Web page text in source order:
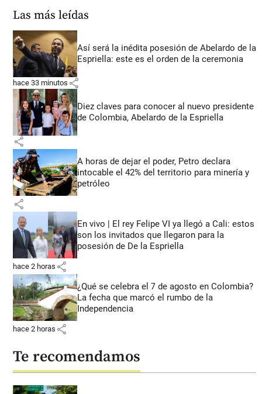
Las más leídas
Así será la inédita posesión de Abelardo de la
Espriella: este es el orden de la ceremonia
hace 33 minutos share
Diez claves para conocer al nuevo presidente
de Colombia, Abelardo de la Espriella
share
A horas de dejar el poder, Petro declara
intocable el 42% del territorio para minería y
petróleo
share
En vivo | El rey Felipe VI ya llegó a Cali: estos
son los invitados que llegaron para la
posesión de De la Espriella
hace 2 horas share
¿Qué se celebra el 7 de agosto en Colombia?
La fecha que marcó el rumbo de la
Independencia
hace 2 horas share
Te recomendamos